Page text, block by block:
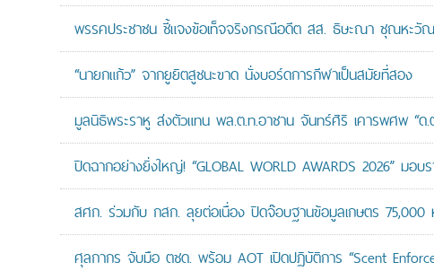
พรรคประชาชน ชี้แจงข้อเท็จจริงกรณีอดีต สส. ธิษะณา ชุณหะวัณ
“นายกแก้ว” จากยูยิตสูชนะขาด นั่งบอร์ดการกีฬาเป็นสมัยที่สอง
มูลนิธิพระราหู ส่งตัวแทน พล.ต.ท.อาชาน จันทร์ศิริ เคารพศพ “ด.
ปิดฉากอย่างยิ่งใหญ่! “GLOBAL WORLD AWARDS 2026” มอ
สศก. ร่วมกับ กสก. ลุยต่อเนื่อง ปิดจ๊อบฐานข้อมูลเกษตร
ศุลกากร จับมือ ตชด. พร้อม AOT เปิดปฏิบัติการ “Scent